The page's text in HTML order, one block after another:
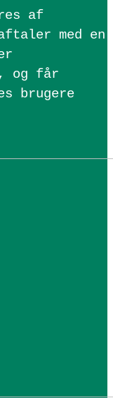
af
med en
og får
brugere